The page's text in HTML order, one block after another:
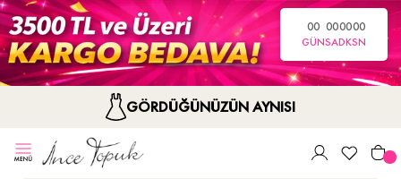
00
GÜN
00
SA
00
DK
00
SN
GÖRDÜĞÜNÜZÜN AYNISI